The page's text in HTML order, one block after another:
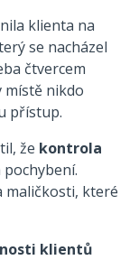
klienta na
se nacházel
čtvercem
místě nikdo
přístup.
že kontrola
pochybení.
maličkosti, které
klientů